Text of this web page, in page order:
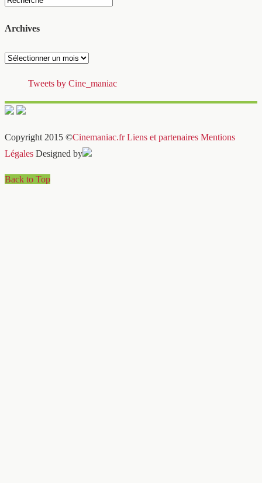
Archives
Archives
Tweets by Cine_maniac
Copyright 2015 ©Cinemaniac.fr Liens et partenaires Mentions
Légales Designed by
Back to Top